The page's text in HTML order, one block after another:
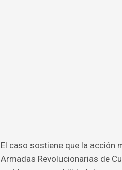
El caso sostiene que la acción
Armadas Revolucionarias de